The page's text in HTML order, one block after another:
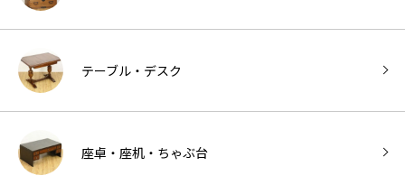
テーブル・デスク
座卓・座机・ちゃぶ台